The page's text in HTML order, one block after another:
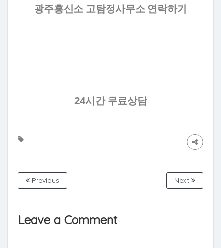
광주흥신소 고탐정사무소 연락하기
24시간 무료상담
Previous Next
Leave a Comment